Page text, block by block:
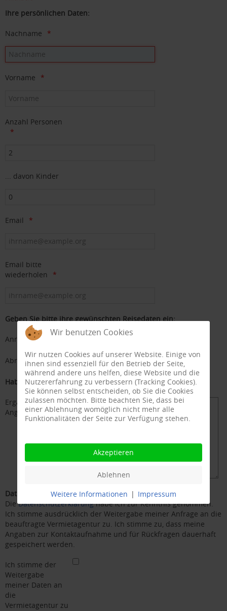
Ihre persönlichen Daten:
Nachname
Vorname
Anzahl Personen
... davon Kinder
Email
Email bitte
wiederholen
Geben Sie bitte ihre gewünschten Reisedaten ein:
Anreisetag
Abreisetag
Haben Sie Fragen oder Wünsche?
Ergänzende
Angaben
Datenschutz
DieDatenschutzerklärunghabe ich zur Kenntnis genommen.
Ich stimme ausdrücklich der Weitergabe meiner Anfrage an die
beauftragte Vermietagentur zu. Ich stimme zu, dass meine
Angaben zur Kontaktaufnahme und für Rückfragen dauerhaft
gespeichert werden.
Ich stimme der
Weitergabe
meiner Daten an
die
Vermietagentur zu
Wir benutzen Cookies
Wir nutzen Cookies auf unserer Website. Einige von
ihnen sind essenziell für den Betrieb der Seite,
während andere uns helfen, diese Website und die
Nutzererfahrung zu verbessern (Tracking Cookies).
Sie können selbst entscheiden, ob Sie die Cookies
zulassen möchten. Bitte beachten Sie, dass bei
einer Ablehnung womöglich nicht mehr alle
Funktionalitäten der Seite zur Verfügung stehen.
Akzeptieren
Ablehnen
Weitere Informationen | Impressum